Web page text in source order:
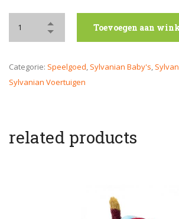
Toevoegen aan
Categorie: Speelgoed, Sylvanian Baby's,
Sylvanian Voertuigen
related products